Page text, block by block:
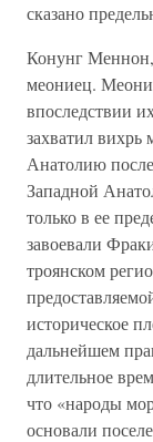
сказано
Конунг
меониец.
впоследствии
захватил
Анатолию
Западной
только в ее
завоевали
троянском
историческое
дальнейшем
длительное
что «народы
основали